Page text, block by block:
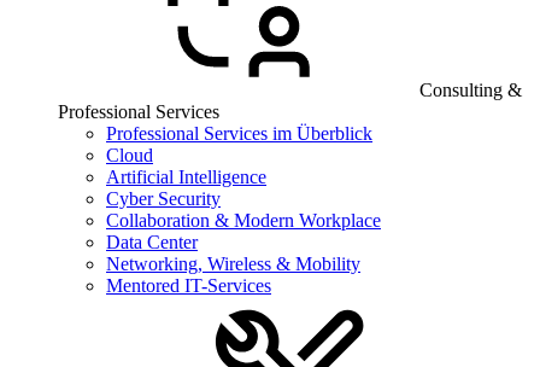
Consulting &
Professional Services
Professional Services im Überblick
Cloud
Artificial Intelligence
Cyber Security
Collaboration & Modern Workplace
Data Center
Networking, Wireless & Mobility
Mentored IT-Services